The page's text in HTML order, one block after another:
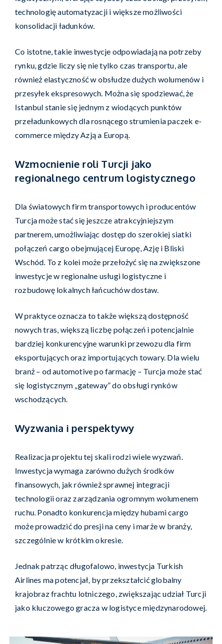
technologię automatyzacji i większe możliwości
konsolidacji ładunków.
Co istotne, takie inwestycje odpowiadają na potrzeby
rynku, gdzie liczy się nie tylko czas transportu, ale
również elastyczność w obsłudze dużych wolumenów i
przesyłek ekspresowych. Można się spodziewać, że
Istanbul stanie się jednym z wiodących punktów
przeładunkowych dla rosnącego strumienia paczek e-
commerce między Azją a Europą.
Wzmocnienie roli Turcji jako
regionalnego centrum logistycznego
Dla światowych firm transportowych i producentów
Turcja może stać się jeszcze atrakcyjniejszym
partnerem, umożliwiając dostęp do szerokiej siatki
połączeń cargo obejmującej Europę, Azję i Bliski
Wschód. To z kolei może przełożyć się na zwiększone
inwestycje w regionalne usługi logistyczne i
rozbudowę lokalnych łańcuchów dostaw.
W praktyce oznacza to także większą dostępność
nowych tras, większą liczbę połączeń i potencjalnie
bardziej konkurencyjne warunki przewozu dla firm
eksportujących oraz importujących towary. Dla wielu
branż – od automotive po farmację – Turcja może stać
się logistycznym „gateway” do obsługi rynków
wschodzących.
Wyzwania i perspektywy
Realizacja projektu tej skali rodzi wiele wyzwań.
Inwestycja wymaga zarówno dużych środków
finansowych, jak również sprawnej integracji
technologii oraz zarządzania ogromnym wolumenem
ruchu. Ponadto konkurencja między hubami cargo
może prowadzić do presji na ceny i marże w branży,
szczególnie w krótkim okresie.
Jednak patrząc długofalowo, inwestycja Turkish
Airlines ma potencjał, by przekształcić globalny
krajobraz frachtu lotniczego, zwiększając udział Turcji
jako kluczowego gracza w logistyce międzynarodowej.